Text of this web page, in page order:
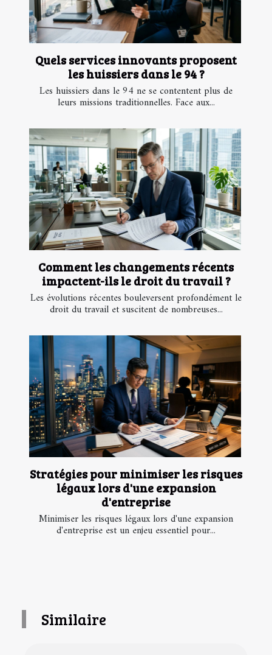
Quels services innovants proposent
les huissiers dans le 94 ?
Les huissiers dans le 94 ne se contentent plus de
leurs missions traditionnelles. Face aux...
Comment les changements récents
impactent-ils le droit du travail ?
Les évolutions récentes bouleversent profondément le
droit du travail et suscitent de nombreuses...
Stratégies pour minimiser les risques
légaux lors d'une expansion
d'entreprise
Minimiser les risques légaux lors d'une expansion
d'entreprise est un enjeu essentiel pour...
Similaire